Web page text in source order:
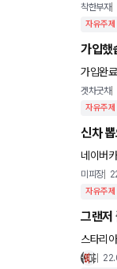
착한부자
자유주제
가입했
가입완
겟차굿차
자유주제
신차
네이버
ㅜㅜㅋ
미피장
자유주제
그랜저
스타리
입니다